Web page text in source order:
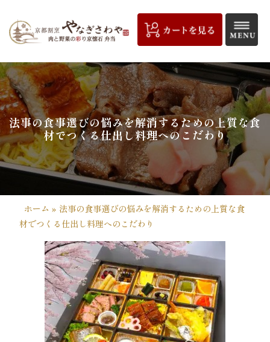
ツ
へ
ス
キ
プ
京
都
割
烹
や
な
ぎ
HOME
法事の食事選びの悩みを解消するための上質な食
材でつくる仕出し料理へのこだわり
ホーム » 法事の食事選びの悩みを解消するための上質な食
材でつくる仕出し料理へのこだわり